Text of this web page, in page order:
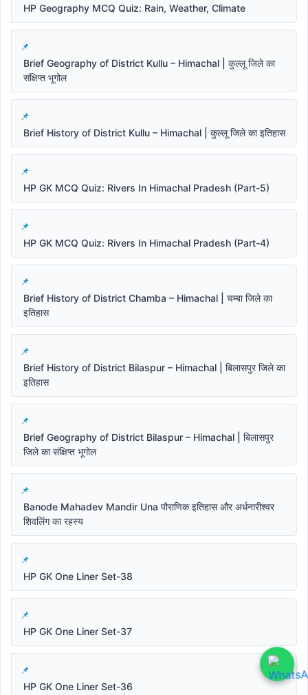
HP Geography MCQ Quiz: Rain, Weather, Climate
Brief Geography of District Kullu – Himachal | कुल्लू जिले का
संक्षिप्त भूगोल
Brief History of District Kullu – Himachal | कुल्लू जिले का इतिहास
HP GK MCQ Quiz: Rivers In Himachal Pradesh (Part-5)
HP GK MCQ Quiz: Rivers In Himachal Pradesh (Part-4)
Brief History of District Chamba – Himachal | चम्बा जिले का
इतिहास
Brief History of District Bilaspur – Himachal | बिलासपुर जिले का
इतिहास
Brief Geography of District Bilaspur – Himachal | बिलासपुर
जिले का संक्षिप्त भूगोल
Banode Mahadev Mandir Una पौराणिक इतिहास और अर्धनारीश्वर
शिवलिंग का रहस्य
HP GK One Liner Set-38
HP GK One Liner Set-37
HP GK One Liner Set-36